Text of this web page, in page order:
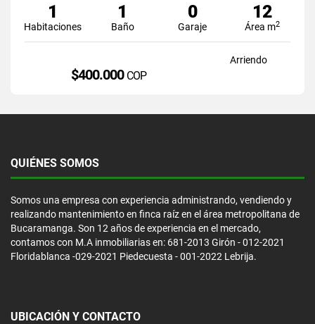
1
Habitaciones
1
Baño
0
Garaje
12
Área m2
Arriendo
$400.000 COP
QUIÉNES SOMOS
Somos una empresa con experiencia administrando, vendiendo y
realizando mantenimiento en finca raíz en el área metropolitana de
Bucaramanga. Son 12 años de experiencia en el mercado,
contamos con M.A inmobiliarias en: 681-2013 Girón - 012-2021
Floridablanca -029-2021 Piedecuesta - 001-2022 Lebrija.
UBICACIÓN Y CONTACTO